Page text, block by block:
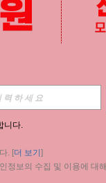
니다.
. [더 보기 ]
정보의 수집 및 이용에 대해